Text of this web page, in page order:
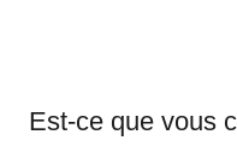
Est-ce que vous